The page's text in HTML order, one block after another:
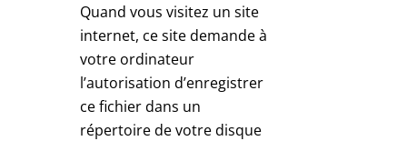
Quand vous visitez un site
internet, ce site demande à
votre ordinateur
l’autorisation d’enregistrer
ce fichier dans un
répertoire de votre disque